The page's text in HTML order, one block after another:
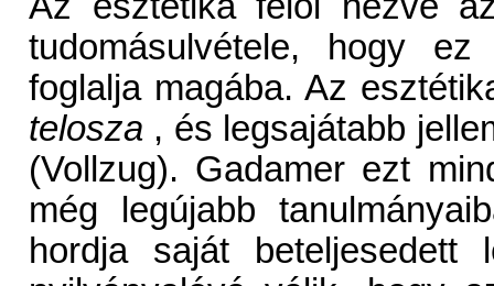
tudomásulvétele, hogy ez
foglalja magába. Az
telosza , és legsajátabb
(Vollzug). Gadamer ezt
még legújabb
hordja saját